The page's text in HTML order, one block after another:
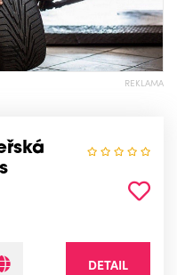
REKLAMA
DETAIL